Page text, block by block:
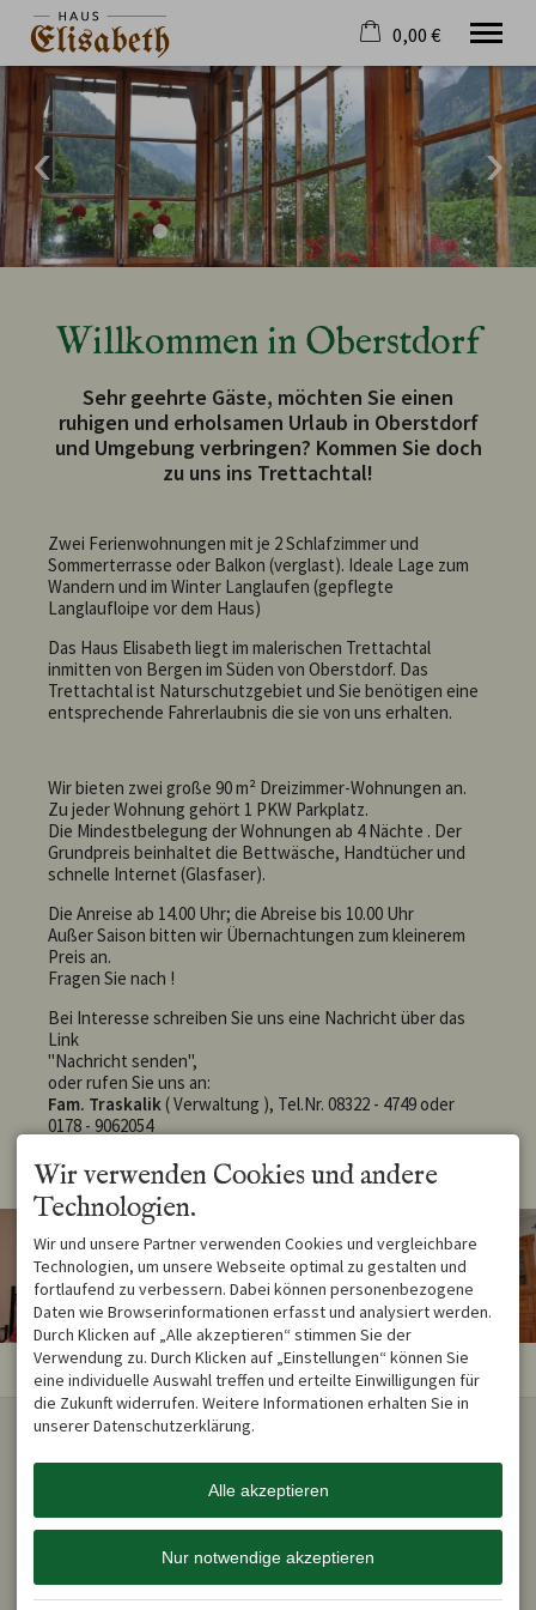
23. bis 30. August
2 Erwachsene
Willkommen
Ferienwohnungen
Lage & Anfahrt
08322 4749
0,00 €
Warenkorb ist leer
Willkommen in Oberstdorf
Sehr geehrte Gäste, möchten Sie einen
ruhigen und erholsamen Urlaub in Oberstdorf
und Umgebung verbringen? Kommen Sie doch
zu uns ins Trettachtal!
Zwei Ferienwohnungen mit je 2 Schlafzimmer und
Sommerterrasse oder Balkon (verglast). Ideale Lage zum
Wandern und im Winter Langlaufen (gepflegte
Langlaufloipe vor dem Haus)
Das Haus Elisabeth liegt im malerischen Trettachtal
inmitten von Bergen im Süden von Oberstdorf. Das
Trettachtal ist Naturschutzgebiet und Sie benötigen eine
entsprechende Fahrerlaubnis die sie von uns erhalten.
Wir bieten zwei große 90 m² Dreizimmer-Wohnungen an.
Zu jeder Wohnung gehört 1 PKW Parkplatz.
Die Mindestbelegung der Wohnungen ab 4 Nächte . Der
Grundpreis beinhaltet die Bettwäsche, Handtücher und
schnelle Internet (Glasfaser).
Die Anreise ab 14.00 Uhr; die Abreise bis 10.00 Uhr
Außer Saison bitten wir Übernachtungen zum kleinerem
Preis an.
Fragen Sie nach !
Bei Interesse schreiben Sie uns eine Nachricht über das
Link
"Nachricht senden",
oder rufen Sie uns an:
Fam. Traskalik( Verwaltung ), Tel.Nr. 08322 - 4749 oder
0178 - 9062054
KONTAKT
DEUTSCHLAND
+49 178 906 20 54
fam.traskalik@gmx.de
Wir verwenden Cookies und andere
Technologien.
Wir und unsere Partner verwenden Cookies und vergleichbare
Technologien, um unsere Webseite optimal zu gestalten und
fortlaufend zu verbessern. Dabei können personenbezogene
Daten wie Browserinformationen erfasst und analysiert werden.
Durch Klicken auf „Alle akzeptieren“ stimmen Sie der
Verwendung zu. Durch Klicken auf „Einstellungen“ können Sie
eine individuelle Auswahl treffen und erteilte Einwilligungen für
die Zukunft widerrufen. Weitere Informationen erhalten Sie in
unserer Datenschutzerklärung.
Alle akzeptieren
Nur notwendige akzeptieren